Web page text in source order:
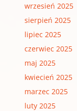
wrzesień 2025
sierpień 2025
lipiec 2025
czerwiec 2025
maj 2025
kwiecień 2025
marzec 2025
luty 2025